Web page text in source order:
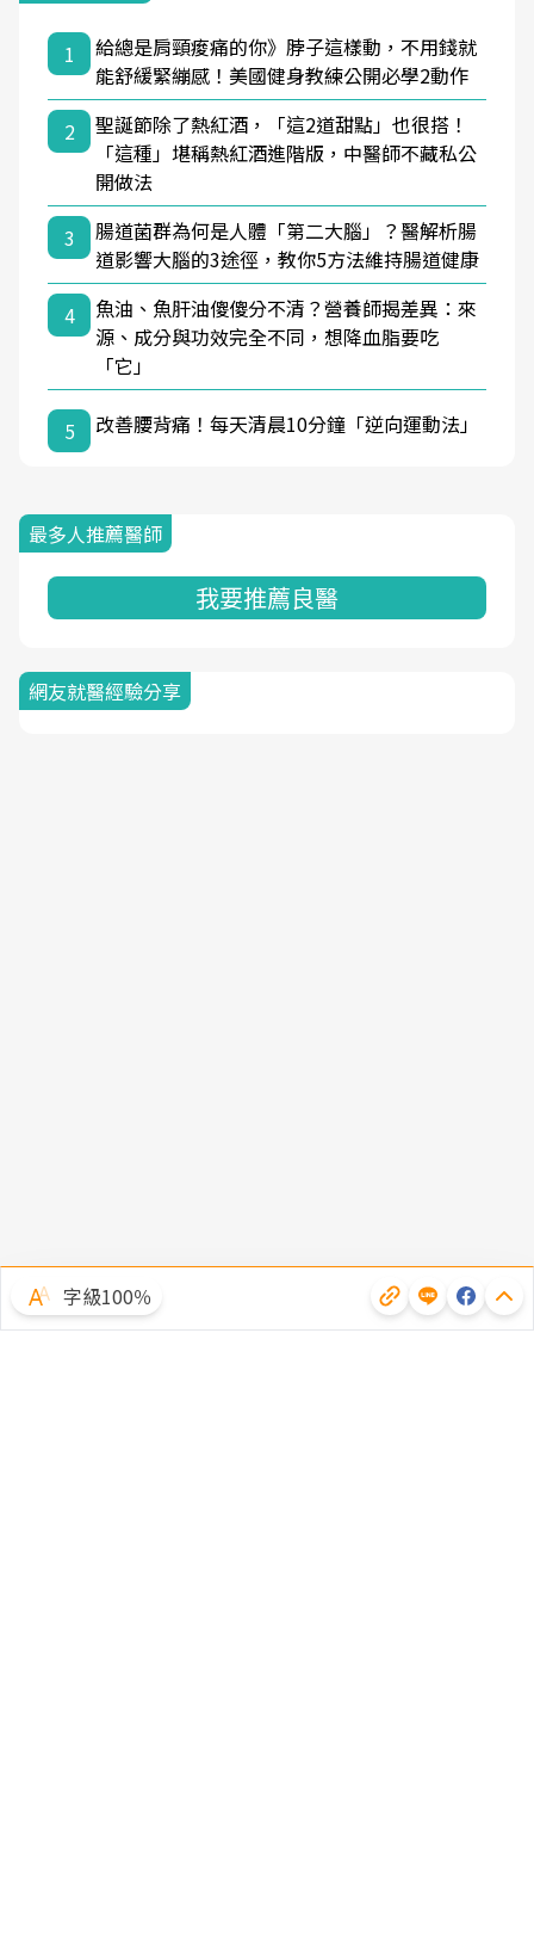
1
給總是肩頸痠痛的你》脖子這樣動，不用錢就
能舒緩緊繃感！美國健身教練公開必學2動作
2
聖誕節除了熱紅酒，「這2道甜點」也很搭！
「這種」堪稱熱紅酒進階版，中醫師不藏私公
開做法
3
腸道菌群為何是人體「第二大腦」？醫解析腸
道影響大腦的3途徑，教你5方法維持腸道健康
4
魚油、魚肝油傻傻分不清？營養師揭差異：來
源、成分與功效完全不同，想降血脂要吃
「它」
5 改善腰背痛！每天清晨10分鐘「逆向運動法」
最多人推薦醫師
我要推薦良醫
網友就醫經驗分享
字級100％